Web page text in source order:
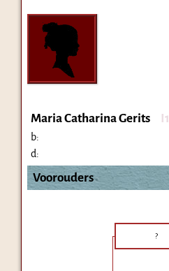
Maria Catharina Gerits
b:
d:
Voorouders
?